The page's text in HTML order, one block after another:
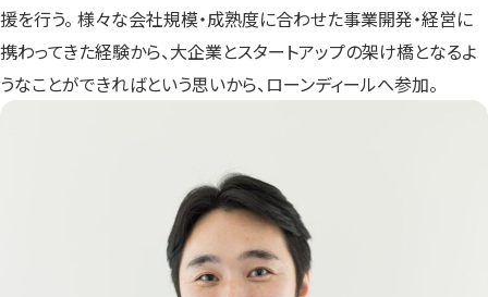
援を行う。 様々な会社規模・成熟度に合わせた事業開発・経営に
携わってきた経験から、大企業とスタートアップの架け橋となるよ
うなことができればという思いから、ローンディールへ参加。